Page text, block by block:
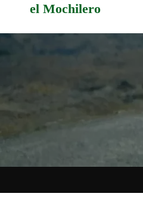
el Mochilero